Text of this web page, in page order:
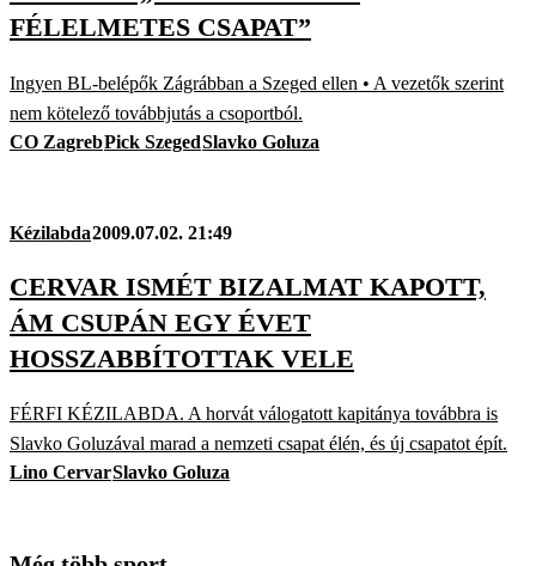
FÉLELMETES CSAPAT”
Ingyen BL-belépők Zágrábban a Szeged ellen • A vezetők szerint
nem kötelező továbbjutás a csoportból.
CO ZagrebPick SzegedSlavko Goluza
Kézilabda2009.07.02. 21:49
CERVAR ISMÉT BIZALMAT KAPOTT,
ÁM CSUPÁN EGY ÉVET
HOSSZABBÍTOTTAK VELE
FÉRFI KÉZILABDA. A horvát válogatott kapitánya továbbra is
Slavko Goluzával marad a nemzeti csapat élén, és új csapatot épít.
Lino CervarSlavko Goluza